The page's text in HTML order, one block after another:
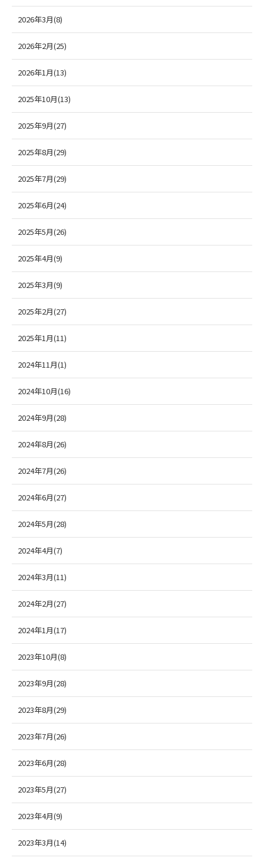
2026年3月(8)
2026年2月(25)
2026年1月(13)
2025年10月(13)
2025年9月(27)
2025年8月(29)
2025年7月(29)
2025年6月(24)
2025年5月(26)
2025年4月(9)
2025年3月(9)
2025年2月(27)
2025年1月(11)
2024年11月(1)
2024年10月(16)
2024年9月(28)
2024年8月(26)
2024年7月(26)
2024年6月(27)
2024年5月(28)
2024年4月(7)
2024年3月(11)
2024年2月(27)
2024年1月(17)
2023年10月(8)
2023年9月(28)
2023年8月(29)
2023年7月(26)
2023年6月(28)
2023年5月(27)
2023年4月(9)
2023年3月(14)